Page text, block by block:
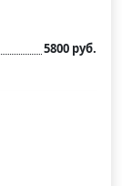
5800 руб.